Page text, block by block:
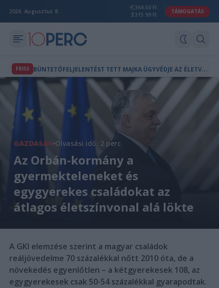
2026. Augusztus 8.
364.50 Ft
315.99 Ft
TÁMOGATÁS
FRISS B
ÜNTETŐFELJELENTÉST TETT MAJKA ÜGYVÉDJE AZ ÉLETVESZÉLYES FENYEGETÉS MIATT
GAZDASÁG Olvasási idő: 2 perc
Az Orbán-kormány a
gyermekteleneket és
egygyerekes családokat az
átlagos életszínvonal alá lökte
A GKI elemzése szerint a magyar családok
reáljövedelme 70 százalékkal nőtt 2010 óta, de a
növekedés egyenlőtlen – a kétgyerekesek 108, az
egygyerekesek csak 50-54 százalékkal gyarapodtak.